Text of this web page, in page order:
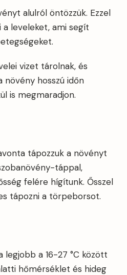
alulról öntözzük. Ezzel
leveleket, ami segít
vizet tárolnak, és
növény hosszú időn
is megmaradjon.
tápozzuk a növényt
táppal,
felére hígítunk. Ősszel
tápozni a törpeborsot.
a 16-27 °C között
hőmérséklet és hideg